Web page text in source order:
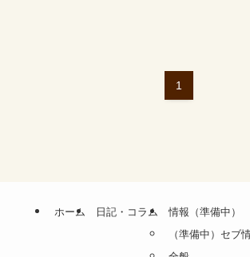
1
ホーム 日記・コラム
情報（準備中）
（準備中）セブ